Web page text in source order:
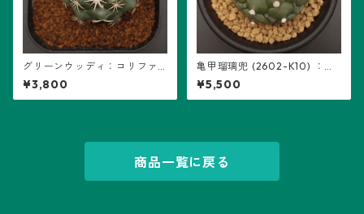
グリーンウッディ：コリファ
ンタ属 (B12)
¥3,800
亀甲瑠璃兜 (2602-K10) ：ア
ストロフィツム属 ※実生
¥5,500
商品一覧に戻る